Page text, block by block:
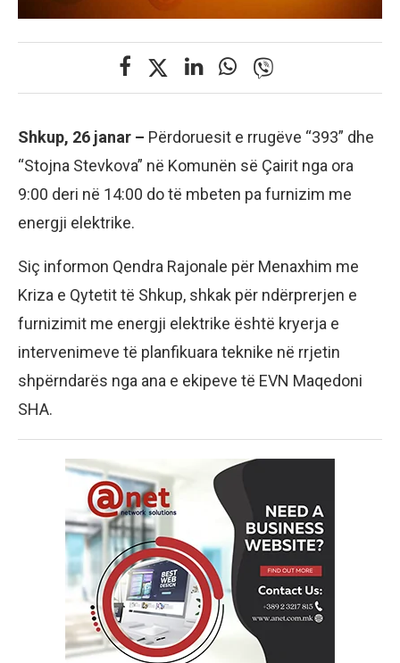
Shkup, 26 janar – Përdoruesit e rrugëve “393” dhe
“Stojna Stevkova” në Komunën së Çairit nga ora
9:00 deri në 14:00 do të mbeten pa furnizim me
energji elektrike.
Siç informon Qendra Rajonale për Menaxhim me
Kriza e Qytetit të Shkup, shkak për ndërprerjen e
furnizimit me energji elektrike është kryerja e
intervenimeve të planfikuara teknike në rrjetin
shpërndarës nga ana e ekipeve të EVN Maqedoni
SHA.